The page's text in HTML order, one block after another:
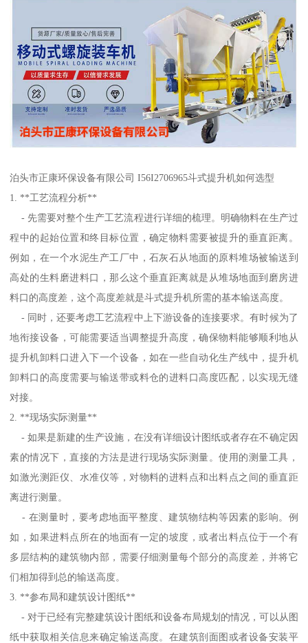
泊头市正康环保设备有限公司 I56I2706965斗式提升机如何选型
1. **工艺流程分析**
- 先需要对整个生产工艺流程进行详细的梳理。明确物料在生产过
程中的起始位置和终目标位置，确定物料需要被提升的垂直距离。
例如，在一个水泥生产工厂中，石灰石从地面的原料堆场被输送到
高处的生料磨进料口，那么这个垂直距离就是从堆场地面到磨房进
料口的高度差，这个高度差就是斗式提升机所需的基本输送高度。
- 同时，还要考虑工艺流程中上下游设备的连接要求。有时候为了
地衔接设备，可能需要适当调整提升高度，确保物料能够顺利地从
提升机卸料口进入下一个设备，如在一些自动化生产线中，提升机
卸料口的高度需要与输送带或料仓的进料口高度匹配，以实现无缝
对接。
2. **现场实际测量**
- 如果是新建的生产设施，在没有详细设计图纸或者存在不确定因
素的情况下，直接的方法是进行现场实际测量。使用的测量工具，
如激光测距仪、水准仪等，对物料的进料点和出料点之间的垂直距
离进行测量。
- 在测量时，要考虑地面平整度、建筑物结构等因素的影响。例
如，如果进料点所在的地面有一定的坡度，或者出料点位于一个有
多层结构的建筑物内部，需要仔细测量每个部分的高度差，并将它
们相加得到总的输送高度。
3. **参布局和建筑设计图纸**
- 对于已经有完整建筑设计图纸和设备布局规划的情况，可以从图
纸中获取相关信息来确定输送高度。在建筑剖面图或者设备安装平